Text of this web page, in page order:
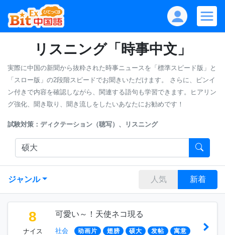
リスニング「時事中文」
実際に中国の新聞から抜粋された時事ニュースを「標準スピード版」と
「スロー版」の2段階スピードでお聞きいただけます。
さらに、ピンイ
ン付きで内容を確認しながら、関連する語句も学習できます。ヒアリン
グ強化、聞き取り、聞き流しをしたいあなたにお勧めです！
試験対策：ディクテーション（聴写）、リスニング
ジャンル 人気 新着
8
ナイス
可愛い～！天使ネコ現る
社会 动画片 翅膀 硕大 发帖 寓意